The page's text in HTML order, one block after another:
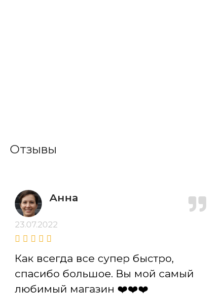
Отзывы
Анна
23.07.2022
Как всегда все супер быстро,
спасибо большое. Вы мой самый
любимый магазин ❤️❤️❤️